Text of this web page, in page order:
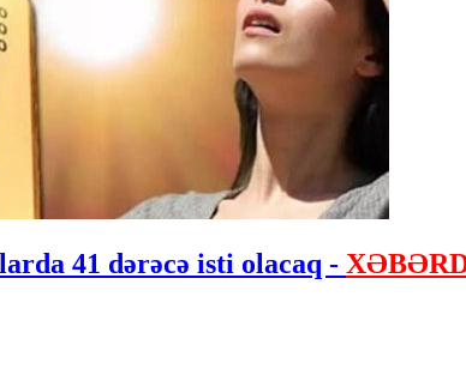
41 dərəcə isti olacaq -